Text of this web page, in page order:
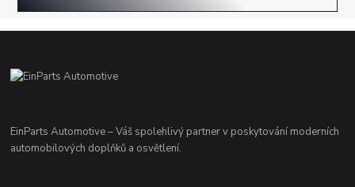
EinParts Automotive – Váš spolehlivý partner v poskytování moderních
automobilových doplňků a osvětlení.